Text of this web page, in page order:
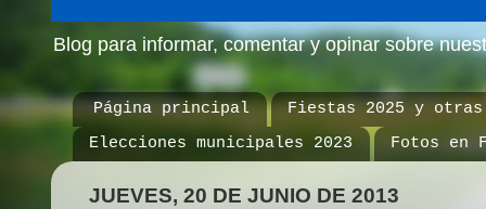
Blog para informar, comentar y opinar sobre
Página principal
Fiestas 2025 y otras
Elecciones municipales 2023
Fotos en
JUEVES, 20 DE JUNIO DE 2013